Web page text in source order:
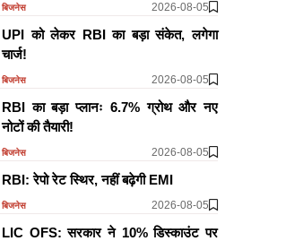
बिजनेस 2026-08-05
UPI को लेकर RBI का बड़ा संकेत, लगेगा
चार्ज!
बिजनेस 2026-08-05
RBI का बड़ा प्लानः 6.7% ग्रोथ और नए
नोटों की तैयारी!
बिजनेस 2026-08-05
RBI: रेपो रेट स्थिर, नहीं बढ़ेगी EMI
बिजनेस 2026-08-05
LIC OFS: सरकार ने 10% डिस्काउंट पर